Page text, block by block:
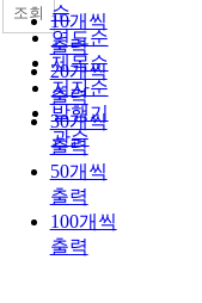
순
연도순
제목순
저자순
발행기
관순
10개씩
출력
20개씩
출력
30개씩
출력
50개씩
출력
100개씩
출력
조회